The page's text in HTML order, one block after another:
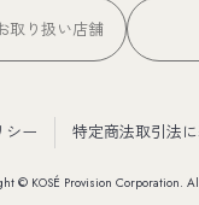
取り扱い店舗
シー 特定商法取引法
© KOSÉ Provision Corporation.